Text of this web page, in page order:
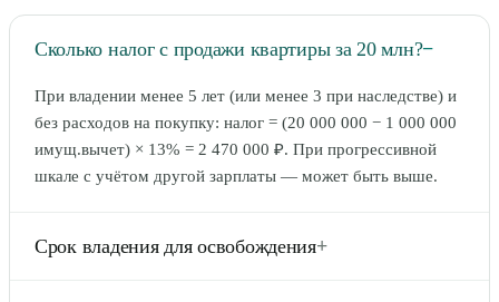
Сколько налог с продажи квартиры за 20 млн?−
При владении менее 5 лет (или менее 3 при наследстве) и
без расходов на покупку: налог = (20 000 000 − 1 000 000
имущ.вычет) × 13% = 2 470 000 ₽. При прогрессивной
шкале с учётом другой зарплаты — может быть выше.
Срок владения для освобождения+